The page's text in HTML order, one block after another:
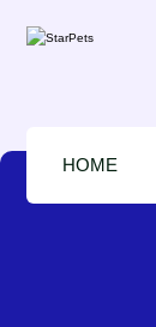
HOME